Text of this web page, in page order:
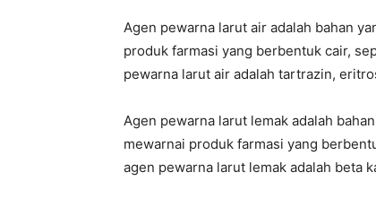
Agen pewarna larut air adalah bahan
produk farmasi yang berbentuk cair,
pewarna larut air adalah tartrazin,
Agen pewarna larut lemak adalah
mewarnai produk farmasi yang
agen pewarna larut lemak adalah beta